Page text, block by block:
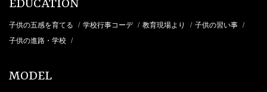
EDUCATION
子供の五感を育てる / 学校行事コーデ / 教育現場より / 子供の習い事 /
子供の進路・学校 /
MODEL